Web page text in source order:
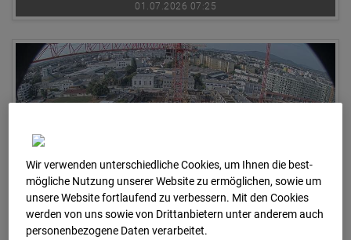
01.07.2026 07:25
01.07.2026 07:40
Wir verwenden unterschiedliche Cookies, um Ihnen die best­
mögliche Nutzung unserer Website zu ermöglichen, sowie um
unsere Website fortlaufend zu verbessern. Mit den Cookies
werden von uns sowie von Drittanbietern unter anderem auch
personenbezogene Daten verarbeitet.